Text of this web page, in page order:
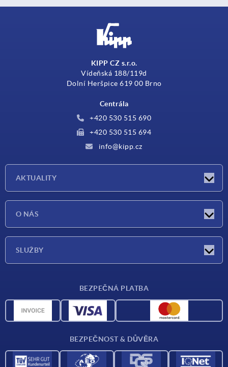
KIPP CZ s.r.o.
Vídeňská 188/119d
Dolní Heršpice 619 00 Brno
Centrála
+420 530 515 690
+420 530 515 694
info@kipp.cz
AKTUALITY
O NÁS
SLUŽBY
CAD data
BEZPEČNÁ PLATBA
BEZPEČNOST & DŮVĚRA